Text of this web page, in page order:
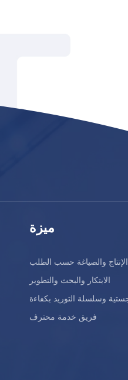
ميزة
والصياغة حسب الطلب
الابتكار والبحث والتطوير
وسلسلة التوريد بكفاءة
فريق خدمة محترف